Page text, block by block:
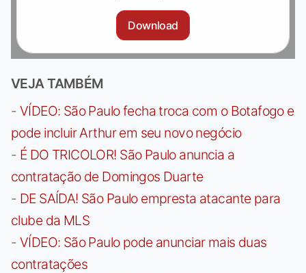
Download
VEJA TAMBÉM
- VÍDEO: São Paulo fecha troca com o Botafogo e
pode incluir Arthur em seu novo negócio
- É DO TRICOLOR! São Paulo anuncia a
contratação de Domingos Duarte
- DE SAÍDA! São Paulo empresta atacante para
clube da MLS
- VÍDEO: São Paulo pode anunciar mais duas
contratações